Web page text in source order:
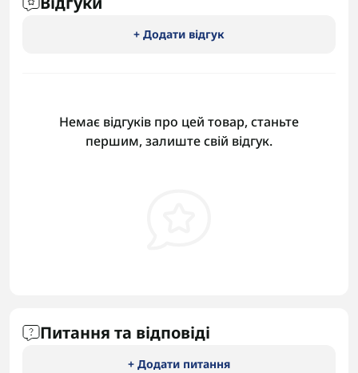
+ Додати відгук
Немає відгуків про цей товар, станьте
першим, залиште свій відгук.
Питання та відповіді
+ Додати питання